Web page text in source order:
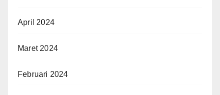
April 2024
Maret 2024
Februari 2024